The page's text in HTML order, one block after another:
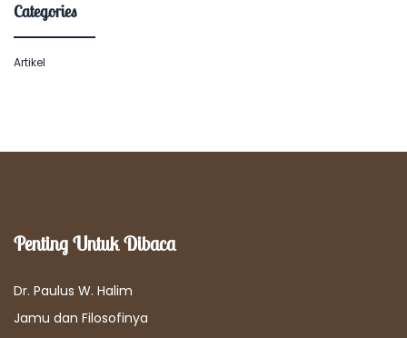
Categories
Artikel
Penting Untuk Dibaca
Dr. Paulus W. Halim
Jamu dan Filosofinya